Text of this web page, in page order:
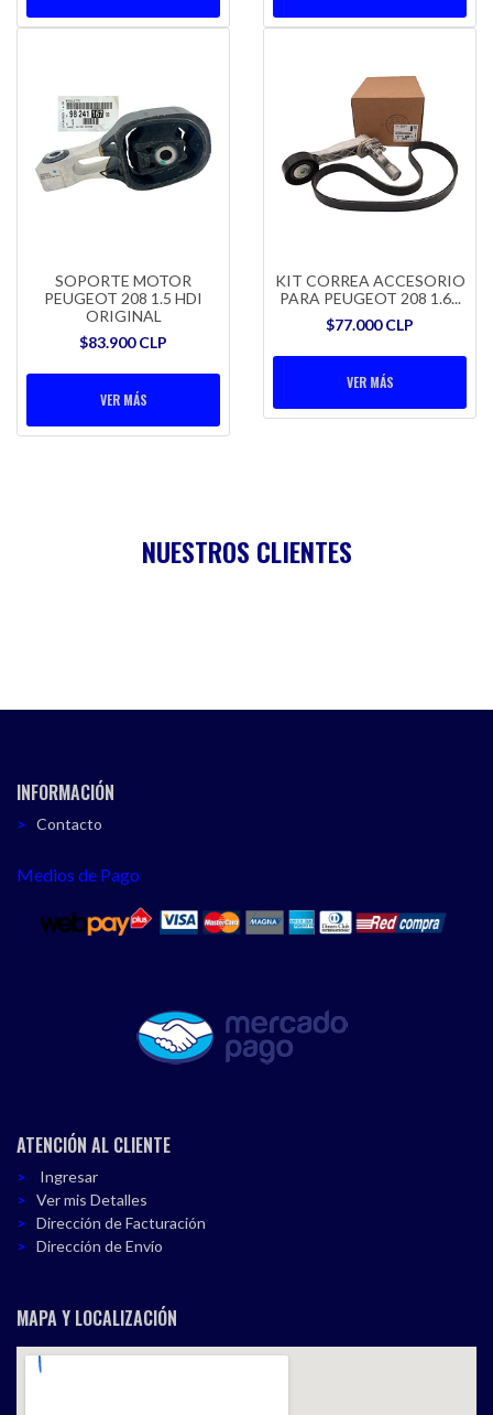
SOPORTE MOTOR
PEUGEOT 208 1.5 HDI
ORIGINAL
$83.900 CLP
VER MÁS
KIT CORREA ACCESORIO
PARA PEUGEOT 208 1.6...
$77.000 CLP
VER MÁS
NUESTROS CLIENTES
INFORMACIÓN
Contacto
Medios de Pago
ATENCIÓN AL CLIENTE
Ingresar
Ver mis Detalles
Dirección de Facturación
Dirección de Envío
MAPA Y LOCALIZACIÓN